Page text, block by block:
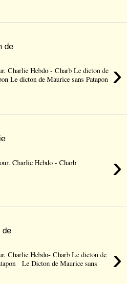
de
›
Charlie Hebdo - Charb Le dicton de
Le dicton de Maurice sans Patapon
›
Charlie Hebdo - Charb
de
›
Charlie Hebdo- Charb Le dicton de
Le Dicton de Maurice sans